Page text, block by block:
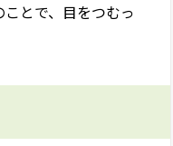
ことで、目をつむっ